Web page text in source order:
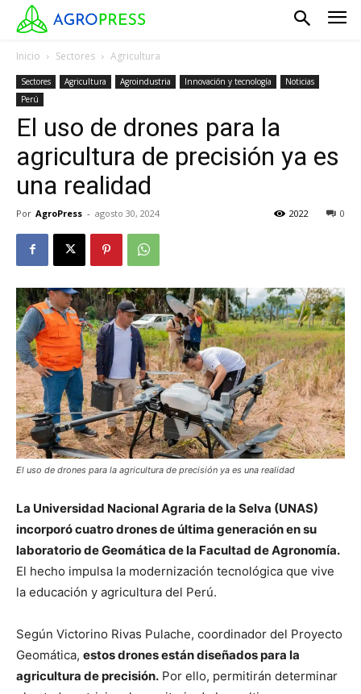
Inicio Sectores Agricultura
Sectores Agricultura Agroindustria Innovación y tecnología
Noticias
Perú
El uso de drones para la
agricultura de precisión ya es
una realidad
Por AgroPress - agosto 30, 2024 0
2022
El uso de drones para la agricultura de precisión ya es una realidad
La Universidad Nacional Agraria de la Selva (UNAS)
incorporó cuatro drones de última generación en su
laboratorio de Geomática de la Facultad de Agronomía.
El hecho impulsa la modernización tecnológica que vive
la educación y agricultura del Perú.
Según Victorino Rivas Pulache, coordinador del Proyecto
Geomática, estos drones están diseñados para la
agricultura de precisión. Por ello, permitirán determinar